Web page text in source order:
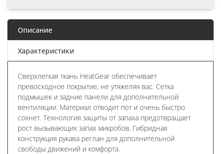
Описание
Характеристики
Сверхлегкая ткань HeatGear обеспечивает
превосходное покрытие, не утяжеляя вас. Сетка
подмышек и задние панели для дополнительной
вентиляции. Материал отводит пот и очень быстро
сохнет. Технология защиты от запаха предотвращает
рост вызывающих запах микробов. Гибридная
конструкция рукава реглан для дополнительной
свободы движений и комфорта.